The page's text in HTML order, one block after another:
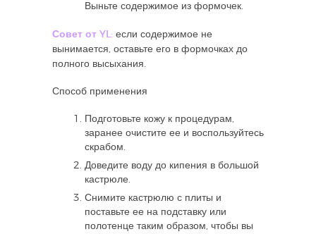
Выньте содержимое из формочек.
Совет от YL: если содержимое не
вынимается, оставьте его в формочках до
полного высыхания.
Способ применения
Подготовьте кожу к процедурам,
заранее очистите ее и воспользуйтесь
скрабом.
Доведите воду до кипения в большой
кастрюле.
Снимите кастрюлю с плиты и
поставьте ее на подставку или
полотенце таким образом, чтобы вы